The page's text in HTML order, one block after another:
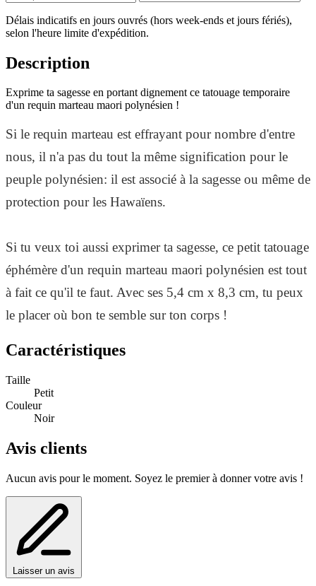
Délais indicatifs en jours ouvrés (hors week-ends et jours fériés),
selon l'heure limite d'expédition.
Description
Exprime ta sagesse en portant dignement ce tatouage temporaire
d'un requin marteau maori polynésien !
Si le requin marteau est effrayant pour nombre d'entre
nous, il n'a pas du tout la même signification pour le
peuple polynésien: il est associé à la sagesse ou même de
protection pour les Hawaïens.
Si tu veux toi aussi exprimer ta sagesse, ce petit tatouage
éphémère d'un requin marteau maori polynésien est tout
à fait ce qu'il te faut. Avec ses 5,4 cm x 8,3 cm, tu peux
le placer où bon te semble sur ton corps !
Caractéristiques
Taille
Petit
Couleur
Noir
Avis clients
Aucun avis pour le moment. Soyez le premier à donner votre avis !
Laisser un avis